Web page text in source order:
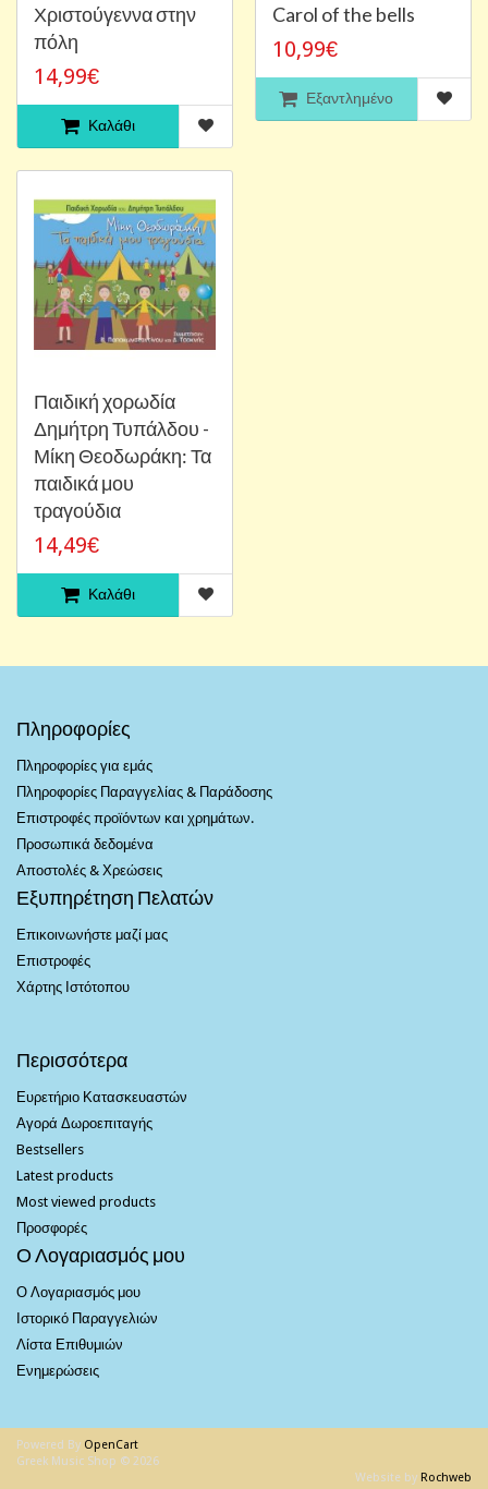
Χριστούγεννα στην
πόλη
14,99€
Καλάθι
Carol of the bells
10,99€
Εξαντλημένο
Παιδική χορωδία
Δημήτρη Τυπάλδου -
Μίκη Θεοδωράκη: Τα
παιδικά μου
τραγούδια
14,49€
Καλάθι
Πληροφορίες
Πληροφορίες για εμάς
Πληροφορίες Παραγγελίας & Παράδοσης
Επιστροφές προϊόντων και χρημάτων.
Προσωπικά δεδομένα
Αποστολές & Χρεώσεις
Εξυπηρέτηση Πελατών
Επικοινωνήστε μαζί μας
Επιστροφές
Χάρτης Ιστότοπου
Περισσότερα
Ευρετήριο Κατασκευαστών
Αγορά Δωροεπιταγής
Bestsellers
Latest products
Most viewed products
Προσφορές
Ο Λογαριασμός μου
Ο Λογαριασμός μου
Ιστορικό Παραγγελιών
Λίστα Επιθυμιών
Ενημερώσεις
Powered By OpenCart
Greek Music Shop © 2026
Website by Rochweb